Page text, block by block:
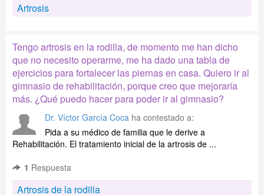
Artrosis
Tengo artrosis en la rodilla, de momento me han dicho
que no necesito operarme, me ha dado una tabla de
ejercicios para fortalecer las piernas en casa. Quiero ir al
gimnasio de rehabilitación, porque creo que mejoraría
más. ¿Qué puedo hacer para poder ir al gimnasio?
Dr. Víctor García Coca ha contestado a:
Pida a su médico de familia que le derive a
Rehabilitación. El tratamiento inicial de la artrosis de ...
1 Respuesta
Artrosis de la rodilla